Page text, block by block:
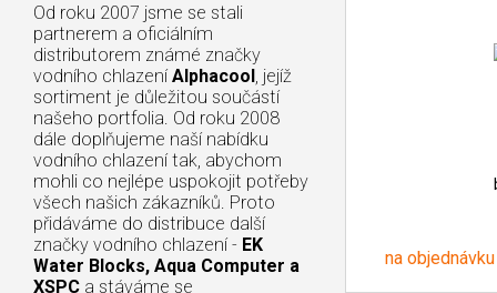
Od roku 2007 jsme se stali
partnerem a oficiálním
distributorem známé značky
vodního chlazení Alphacool, jejíž
sortiment je důležitou součástí
našeho portfolia. Od roku 2008
dále doplňujeme naší nabídku
vodního chlazení tak, abychom
mohli co nejlépe uspokojit potřeby
všech našich zákazníků. Proto
přidáváme do distribuce další
značky vodního chlazení - EK
Water Blocks, Aqua Computer a
XSPC a stáváme se
na objednávku